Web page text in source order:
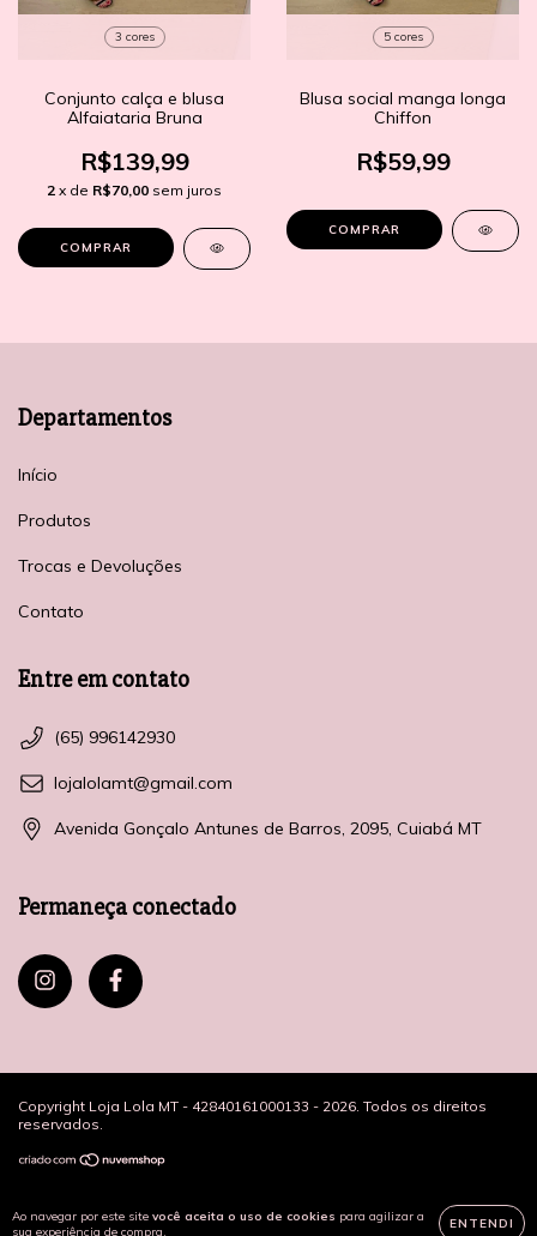
Ao navegar por este site você aceita o uso de cookies para agilizar a
sua experiência de compra.
ENTENDI
3 cores
Conjunto calça e blusa
Alfaiataria Bruna
R$139,99
2 x de R$70,00 sem juros
COMPRAR
5 cores
Blusa social manga longa
Chiffon
R$59,99
COMPRAR
Departamentos
Início
Produtos
Trocas e Devoluções
Contato
Entre em contato
(65) 996142930
lojalolamt@gmail.com
Avenida Gonçalo Antunes de Barros, 2095, Cuiabá MT
Permaneça conectado
Copyright Loja Lola MT - 42840161000133 - 2026. Todos os direitos
reservados.